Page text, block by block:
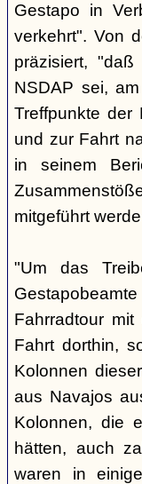
Gestapo in
verkehrt". Von
präzisiert,
NSDAP sei,
Treffpunkte der
und zur Fahrt
in seinem
mitgeführt
"Um das
Fahrradtour
Fahrt dorthin,
Kolonnen
aus Navajos
Kolonnen, die
hätten, auch
waren in